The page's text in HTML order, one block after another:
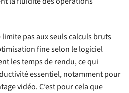
limite pas aux seuls calculs bruts
fine selon le logiciel
les temps de rendu, ce qui
essentiel, notamment pour
vidéo. C’est pour cela que